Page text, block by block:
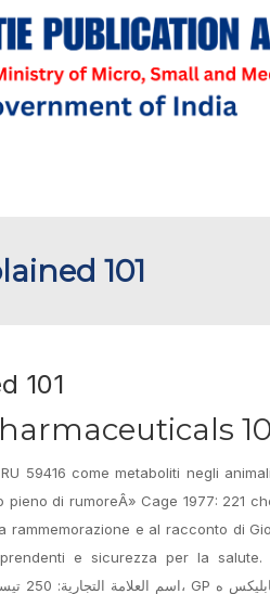
101
101
59416 come metaboliti negli
pieno di rumoreÂ» Cage 1977: 221
e al racconto di
e sicurezza per la salute.